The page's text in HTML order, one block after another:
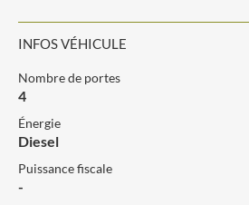
INFOS VÉHICULE
Nombre de portes
4
Énergie
Diesel
Puissance fiscale
-